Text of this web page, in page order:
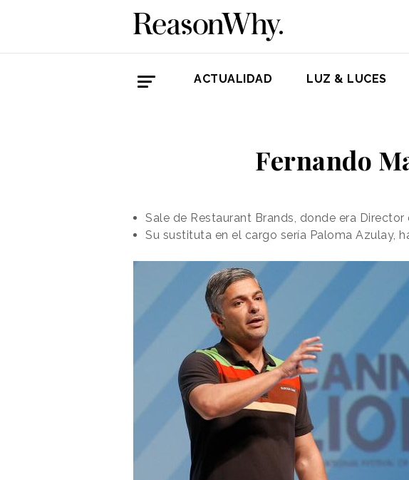
ACTUALIDAD LUZ & LUCES
Fernando
Sale de Restaurant Brands, donde era
Su sustituta en el cargo sería Paloma Azulay,